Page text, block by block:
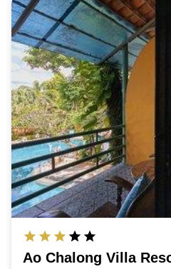
Ao Chalong Villa